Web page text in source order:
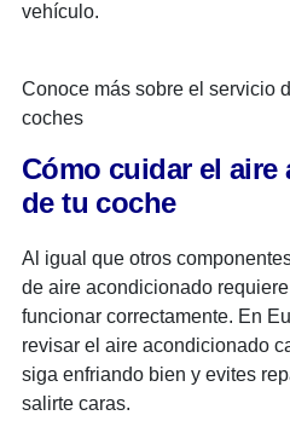
vehículo.
Conoce más sobre el servicio
coches
Cómo cuidar el
de tu coche
Al igual que otros
de aire acondicionado
funcionar correctamente. En
revisar el aire acondicionado
siga enfriando bien y evites
salirte caras.